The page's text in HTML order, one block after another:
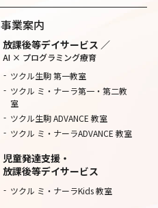
事業案内
放課後等デイサービス ／
AI × プログラミング療育
ツクル生駒 第一教室
ツクル ミ・ナーラ第一・第二教
室
ツクル生駒 ADVANCE 教室
ツクル ミ・ナーラADVANCE 教室
児童発達支援・
放課後等デイサービス
ツクル ミ・ナーラKids 教室